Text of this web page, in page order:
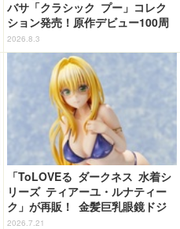
バサ「クラシック プー」コレク
ション発売！原作デビュー100周
年記念でハンドバッグや財布など
全6種が登場
2026.8.3
「ToLOVEる ダークネス 水着シ
リーズ ティアーユ・ルナティー
ク」が再販！ 金髪巨乳眼鏡ドジ
っ子教師の豊満な果実を包むブル
2026.7.21